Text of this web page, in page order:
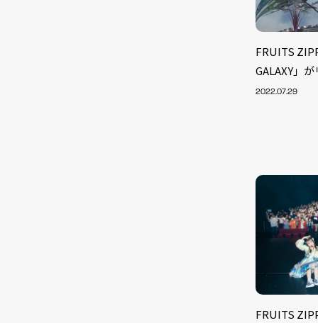
FRUITS
GALAXY」
2022.07.29
FRUITS